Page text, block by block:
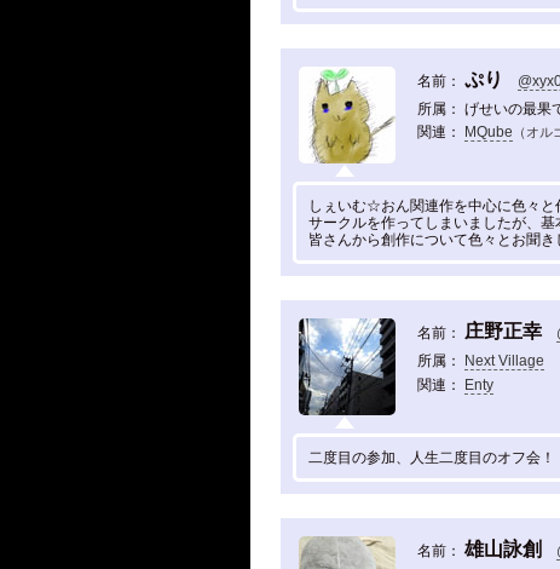
名前： ぷり
所属： げせいの最果
関連：
MQube （オ
しぇいむ☆おん関連作を中心に色々と
サークルを作ってしまいましたが、基
皆さんから創作について色々とお聞き
名前： 庄野正幸
所属：
Next Village
関連：
Enty
二度目の参加、人生二度目のオフ会！
名前： 雄山詠創